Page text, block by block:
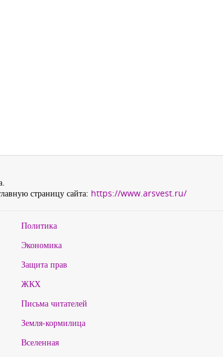
страницу сайта: https://www.arsvest.ru/
Политика
Экономика
Защита прав
ЖКХ
Письма читателей
Земля-кормилица
Вселенная